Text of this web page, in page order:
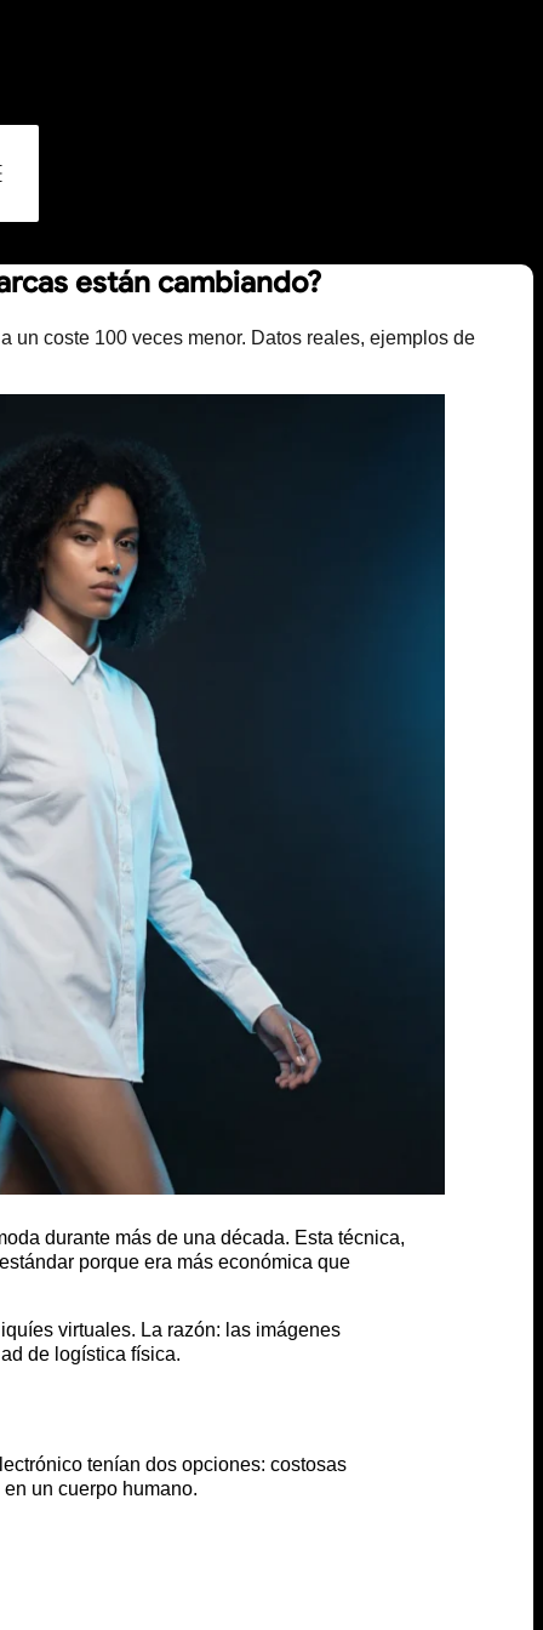
están cambiando?
un coste 100 veces menor. Datos reales, ejemplos de
durante más de una década. Esta técnica,
porque era más económica que
virtuales. La razón: las imágenes
de logística física.
tenían dos opciones: costosas
un cuerpo humano.